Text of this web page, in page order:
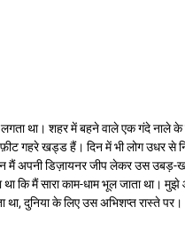
था। शहर में बहने वाले एक गंदे नाले
गहरे खड्ड हैं। दिन में भी लोग उधर से
मैं अपनी डिज़ायनर जीप लेकर उस
कि मैं सारा काम-धाम भूल जाता था।
था, दुनिया के लिए उस अभिशप्त रास्ते पर।